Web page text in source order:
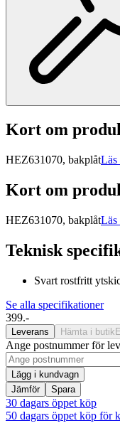
Kort om
HEZ631070, bakplåtLäs
Kort om
HEZ631070, bakplåtLäs
Teknisk
Svart rostfritt
Se alla specifikationer
399.-
Leverans Hämta i butik
Ange postnummer för
Lägg i kundvagn
Jämför
Spara
30 dagars öppet köp
50 dagars öppet köp för